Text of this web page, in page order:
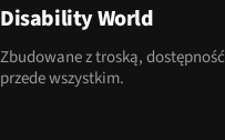
Disability World
Zbudowane z troską, dostępność
przede wszystkim.